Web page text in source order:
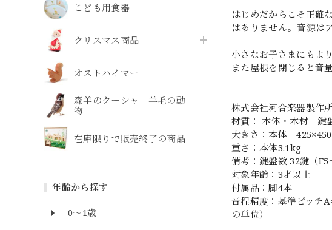
こども用食器
クリスマス商品
オストハイマー
森羊のクーシャ 羊毛の動
物
在庫限りで販売終了の商品
年齢から探す
0～1歳
はじめだからこそ正確
はありません。音源は
小さなお子さまにもよ
また屋根を閉じると音
株式会社河合楽器製作
材質： 本体・木材 鍵
大きさ：本体
重さ：本体3.1kg
備考：鍵盤数 32鍵（F5
対象年齢：3才以上
付属品：脚4本
音程精度：基準ピッチ
の単位）